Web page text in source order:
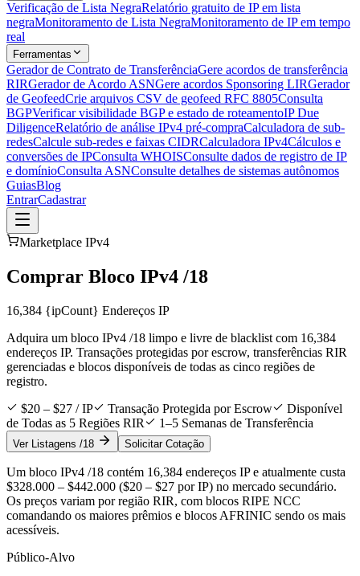
Verificação de Lista NegraRelatório gratuito de IP em lista
negraMonitoramento de Lista NegraMonitoramento de IP em tempo
real
Ferramentas
Gerador de Contrato de TransferênciaGere acordos de transferência
RIRGerador de Acordo ASNGere acordos Sponsoring LIRGerador
de GeofeedCrie arquivos CSV de geofeed RFC 8805Consulta
BGPVerificar visibilidade BGP e estado de roteamentoIP Due
DiligenceRelatório de análise IPv4 pré-compraCalculadora de sub-
redesCalcule sub-redes e faixas CIDRCalculadora IPv4Cálculos e
conversões de IPConsulta WHOISConsulte dados de registro de IP
e domínioConsulta ASNConsulte detalhes de sistemas autônomos
GuiasBlog
EntrarCadastrar
Marketplace IPv4
Comprar Bloco IPv4 /18
16,384 {ipCount} Endereços IP
Adquira um bloco IPv4 /18 limpo e livre de blacklist com 16,384
endereços IP. Transações protegidas por escrow, transferências RIR
gerenciadas e blocos disponíveis de todas as cinco regiões de
registro.
$20 – $27 / IP
Transação Protegida por Escrow
Disponível
de Todas as 5 Regiões RIR
1–5 Semanas de Transferência
Ver Listagens /18 Solicitar Cotação
Um bloco IPv4 /18 contém 16,384 endereços IP e atualmente custa
$328.000 – $442.000 ($20 – $27 por IP) no mercado secundário.
Os preços variam por região RIR, com blocos RIPE NCC
comandando os maiores prêmios e blocos AFRINIC sendo os mais
acessíveis.
Público-Alvo